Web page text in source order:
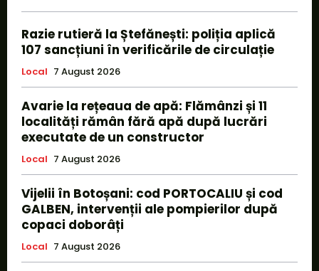
Razie rutieră la Ștefănești: poliția aplică
107 sancțiuni în verificările de circulație
Local 7 August 2026
Avarie la rețeaua de apă: Flămânzi și 11
localități rămân fără apă după lucrări
executate de un constructor
Local 7 August 2026
Vijelii în Botoșani: cod PORTOCALIU și cod
GALBEN, intervenții ale pompierilor după
copaci doborâți
Local 7 August 2026